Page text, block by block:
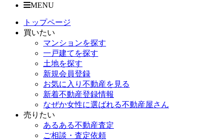
MENU
トップページ
買いたい
マンションを探す
一戸建てを探す
土地を探す
新規会員登録
お気に入り不動産を見る
新着不動産登録情報
なぜか女性に選ばれる不動産屋さん
売りたい
あるある不動産査定
ご相談・査定依頼